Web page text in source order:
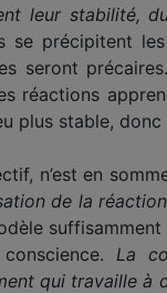
leur stabilité,
se précipitent
seront précaires.
réactions
plus stable,
n’est en
de la réaction
La
qui travaille à